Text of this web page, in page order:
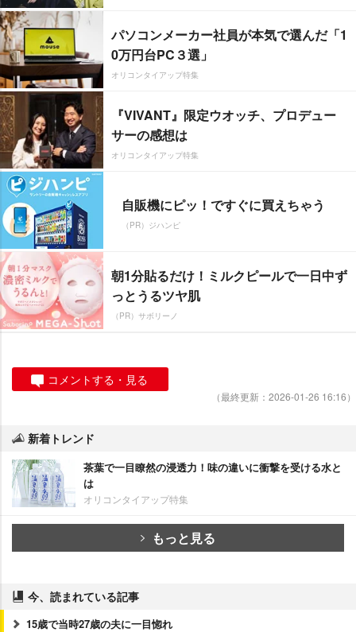
パソコンメーカー社員が本気で選んだ「1
0万円台PC３選」
オリコンタイアップ特集
『VIVANT』限定ウオッチ、プロデュー
サーの感想は
オリコンタイアップ特集
自販機にピッ！ですぐに買えちゃう
（PR）ジハンピ
朝1分貼るだけ！ミルクピールで一日中ず
っとうるツヤ肌
（PR）サボリーノ
コメントする・見る
（最終更新：2026-01-26 16:16）
新着トレンド
茶葉で一目瞭然の浸透力！味の違いに衝撃を受ける水と
は
オリコンタイアップ特集
もっと見る
今、読まれている記事
15歳で当時27歳の夫に一目惚れ